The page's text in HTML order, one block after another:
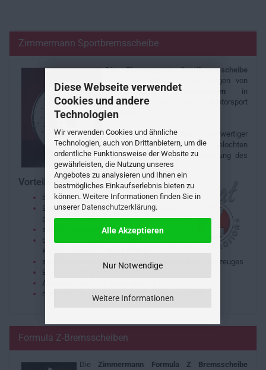
Diese Webseite verwendet
Cookies und andere
Technologien
Wir verwenden Cookies und ähnliche
Technologien, auch von Drittanbietern, um die
ordentliche Funktionsweise der Website zu
gewährleisten, die Nutzung unseres
Angebotes zu analysieren und Ihnen ein
bestmögliches Einkaufserlebnis bieten zu
können. Weitere Informationen finden Sie in
unserer Datenschutzerklärung.
Alle Akzeptieren
Nur Notwendige
Weitere Informationen
Zimmermann Sportbremsscheibe
DieZimmermannSportbremsscheibe
wurde auf Basis der Erfahrungen von
SerienfahrzeugBremsscheiben in
Verbindung mit dem Motorsport
entwickelt.
Durch die Kombination hochwertiger
Gussmaterialien mit einer gelochten
Bremsfläche wird eine Optimierung des
Bremssystems erzielt.
Vorteile Zimmermann Bremsen:
besseres Nassbremsverhalten
Bremsstaub und Wasser werden
permanent abgeführt
sportlichere Optik
bessere Optik durch Anti-
Korrosionsbeschichtung
spürbare Verbesserung der Bremsleistung Ihres Fahrzeuges
Bremsenfading wird vermieden
Austausch der Originalscheibe 1:1 möglich
nicht eintragungspflichtig - ABE wird mitgeliefert
Formula Z-Bremsscheiben
Die Zimmermann Formula Z Bremsscheibe